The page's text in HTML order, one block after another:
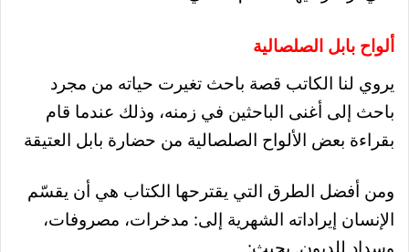
ألواح بابل الصلصالية
يروي لنا الكاتب قصة باحث تغيرت حياته من مجرد
باحث إلى أغنى الباحثين في زمنه، وذلك عندما قام
بقراءة بعض الألواح الصلصالية من حضارة بابل العتيقة
ومن أفضل الطرق التي يقترحها الكتاب هي أن يقسّم
الإنسان إيراداته الشهرية إلى: مدخرات، مصروفات،